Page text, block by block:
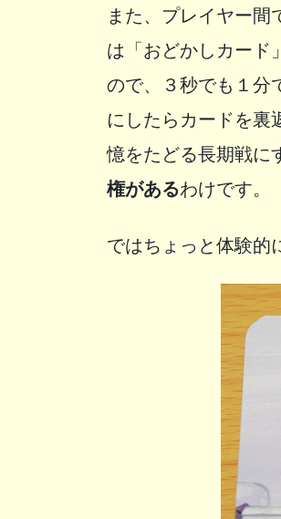
また、プレイヤー
は「おどかしカード
ので、３秒でも１分
にしたらカードを裏
憶をたどる長期戦に
権があるわけです。
ではちょっと体験的